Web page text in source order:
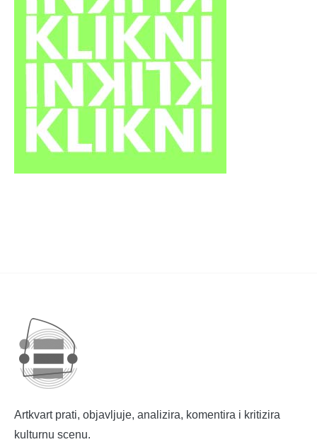
Artkvart prati, objavljuje, analizira, komentira i kritizira
kulturnu scenu.